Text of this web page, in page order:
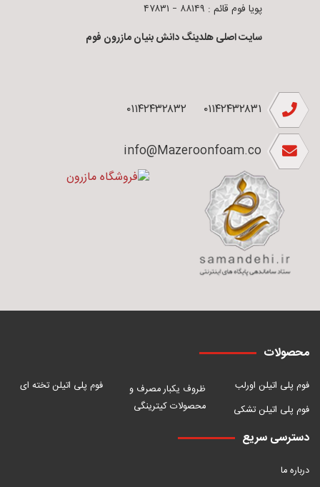
پویا فوم قائم : ۸۸۱۴۹ – ۴۷۸۳۱
سایت اصلی هلدینگ دانش بنیان مازرون فوم
۰۱۱۴۲۴۳۲۸۳۱ ۰۱۱۴۲۴۳۲۸۳۲
info@Mazeroonfoam.co
محصولات
فوم پلی اتیلن اورلب
فوم پلی اتیلن تشکی
ظروف یکبار مصرف و
محصولات کیترینگی
فوم پلی اتیلن تخته ای
دسترسی سریع
درباره ما